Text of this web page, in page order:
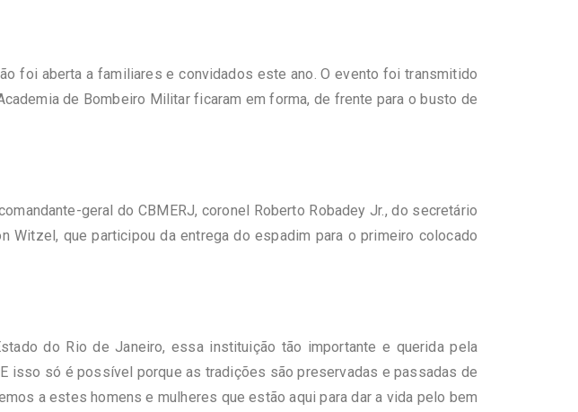
foi aberta a familiares e convidados este ano. O evento foi transmitido
de Bombeiro Militar ficaram em forma, de frente para o busto de
geral do CBMERJ, coronel Roberto Robadey Jr., do secretário
Witzel, que participou da entrega do espadim para o primeiro colocado
do Rio de Janeiro, essa instituição tão importante e querida pela
isso só é possível porque as tradições são preservadas e passadas de
a estes homens e mulheres que estão aqui para dar a vida pelo bem